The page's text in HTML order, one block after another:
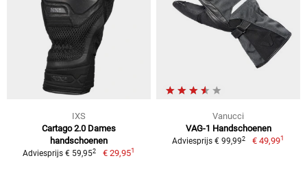
IXS
Cartago 2.0 Dames
handschoenen
Adviesprijs € 59,952 € 29,951
Vanucci
VAG-1 Handschoenen
Adviesprijs € 99,992 € 49,991